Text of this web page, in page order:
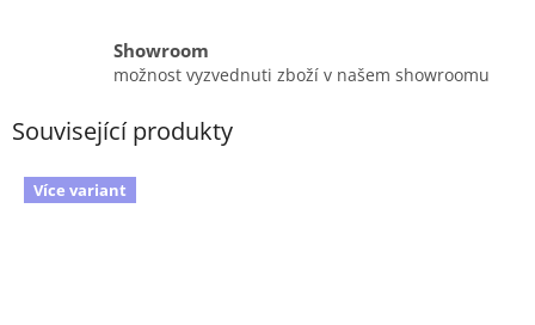
Showroom
možnost vyzvednuti zboží v našem showroomu
Související produkty
Více variant